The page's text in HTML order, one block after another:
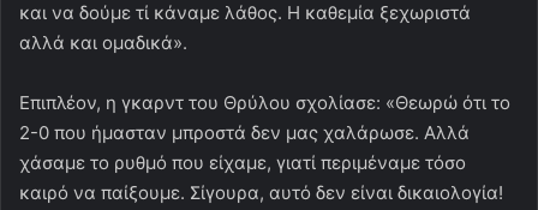
και να δούμε τί κάναμε λάθος. Η καθεμία ξεχωριστά
αλλά και ομαδικά».
Επιπλέον, η γκαρντ του Θρύλου σχολίασε: «Θεωρώ ότι το
2-0 που ήμασταν μπροστά δεν μας χαλάρωσε. Αλλά
χάσαμε το ρυθμό που είχαμε, γιατί περιμέναμε τόσο
καιρό να παίξουμε. Σίγουρα, αυτό δεν είναι δικαιολογία!